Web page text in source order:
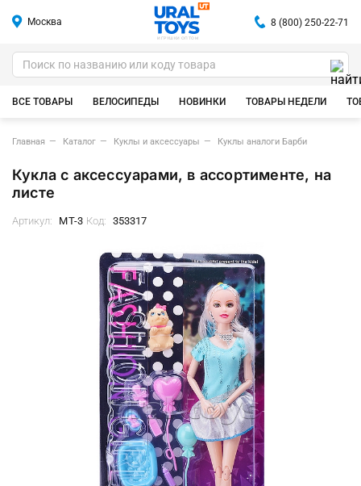
Москва
ИГРУШКИ ОПТОМ
8 (800) 250-22-71
ВСЕ ТОВАРЫ ВЕЛОСИПЕДЫ НОВИНКИ ТОВАРЫ НЕДЕЛИ
Главная Каталог Куклы и аксессуары Куклы аналоги Барби
Кукла с аксессуарами, в ассортименте, на
листе
Артикул: MT-3 Код: 353317